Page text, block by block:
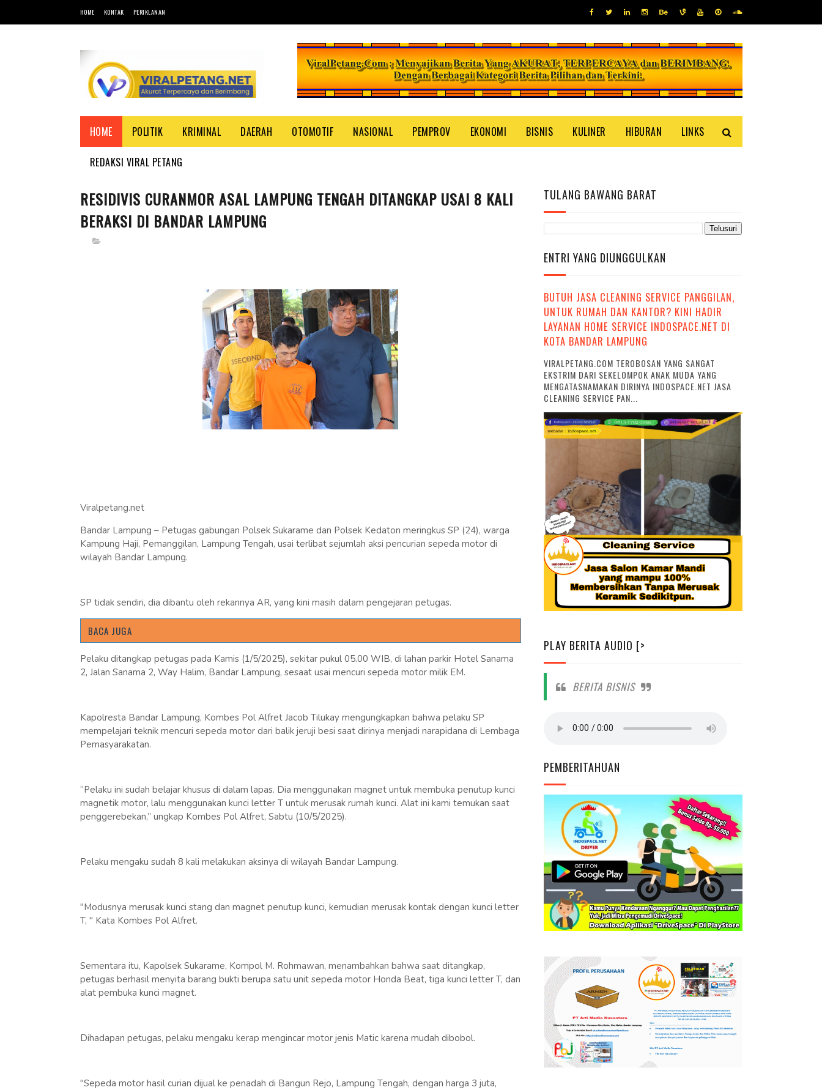
HOME KONTAK PERIKLANAN
HOME POLITIK KRIMINAL DAERAH OTOMOTIF NASIONAL PEMPROV EKONOMI BISNIS KULINER HIBURAN LINKS
REDAKSI VIRAL PETANG
RESIDIVIS CURANMOR ASAL LAMPUNG TENGAH DITANGKAP USAI 8 KALI
BERAKSI DI BANDAR LAMPUNG
Viralpetang.net
Bandar Lampung – Petugas gabungan Polsek Sukarame dan Polsek Kedaton meringkus SP (24), warga
Kampung Haji, Pemanggilan, Lampung Tengah, usai terlibat sejumlah aksi pencurian sepeda motor di
wilayah Bandar Lampung.
SP tidak sendiri, dia dibantu oleh rekannya AR, yang kini masih dalam pengejaran petugas.
BACA JUGA
Pelaku ditangkap petugas pada Kamis (1/5/2025), sekitar pukul 05.00 WIB, di lahan parkir Hotel Sanama
2, Jalan Sanama 2, Way Halim, Bandar Lampung, sesaat usai mencuri sepeda motor milik EM.
Kapolresta Bandar Lampung, Kombes Pol Alfret Jacob Tilukay mengungkapkan bahwa pelaku SP
mempelajari teknik mencuri sepeda motor dari balik jeruji besi saat dirinya menjadi narapidana di Lembaga
Pemasyarakatan.
“Pelaku ini sudah belajar khusus di dalam lapas. Dia menggunakan magnet untuk membuka penutup kunci
magnetik motor, lalu menggunakan kunci letter T untuk merusak rumah kunci. Alat ini kami temukan saat
penggerebekan,” ungkap Kombes Pol Alfret, Sabtu (10/5/2025).
Pelaku mengaku sudah 8 kali melakukan aksinya di wilayah Bandar Lampung.
"Modusnya merusak kunci stang dan magnet penutup kunci, kemudian merusak kontak dengan kunci letter
T, " Kata Kombes Pol Alfret.
Sementara itu, Kapolsek Sukarame, Kompol M. Rohmawan, menambahkan bahwa saat ditangkap,
petugas berhasil menyita barang bukti berupa satu unit sepeda motor Honda Beat, tiga kunci letter T, dan
alat pembuka kunci magnet.
Dihadapan petugas, pelaku mengaku kerap mengincar motor jenis Matic karena mudah dibobol.
"Sepeda motor hasil curian dijual ke penadah di Bangun Rejo, Lampung Tengah, dengan harga 3 juta,
TULANG BAWANG BARAT
ENTRI YANG DIUNGGULKAN
BUTUH JASA CLEANING SERVICE PANGGILAN,
UNTUK RUMAH DAN KANTOR? KINI HADIR
LAYANAN HOME SERVICE INDOSPACE.NET DI
KOTA BANDAR LAMPUNG
VIRALPETANG.COM TEROBOSAN YANG SANGAT
EKSTRIM DARI SEKELOMPOK ANAK MUDA YANG
MENGATASNAMAKAN DIRINYA INDOSPACE.NET JASA
CLEANING SERVICE PAN...
PLAY BERITA AUDIO [>
BERITA BISNIS
PEMBERITAHUAN